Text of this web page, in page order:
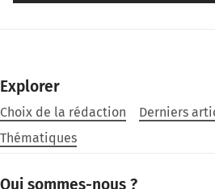
Explorer
Choix de la rédaction Derniers
Thématiques
Qui sommes-nous ?